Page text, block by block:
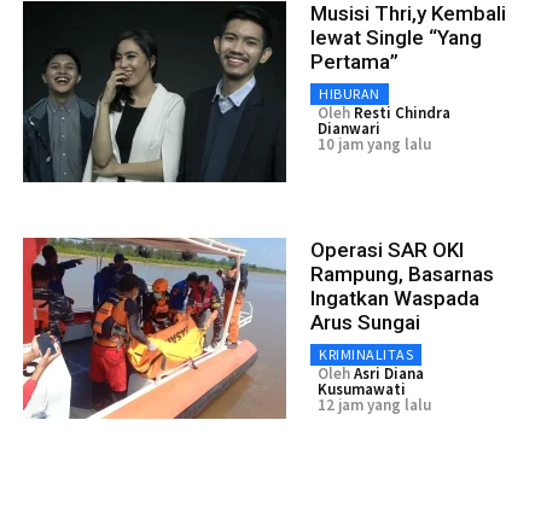
Musisi Thri,y Kembali
lewat Single “Yang
Pertama”
HIBURAN
Oleh Resti Chindra
Dianwari
10 jam yang lalu
Operasi SAR OKI
Rampung, Basarnas
Ingatkan Waspada
Arus Sungai
KRIMINALITAS
OlehAsri Diana
Kusumawati
12 jam yang lalu